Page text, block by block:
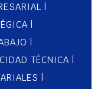
TÉCNICA